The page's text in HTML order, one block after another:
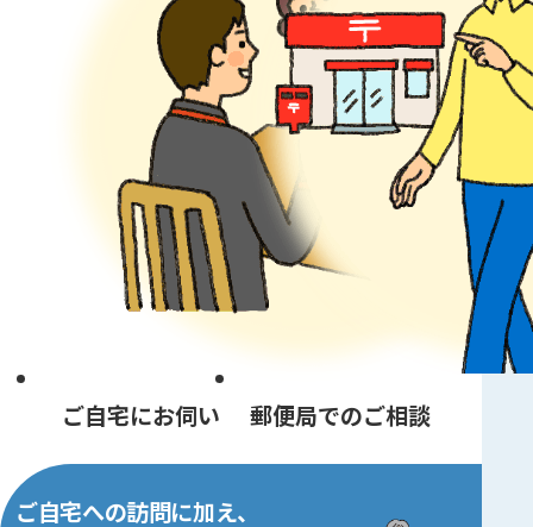
ご自宅にお伺い 郵便局でのご相談
ご自宅への訪問に加え、